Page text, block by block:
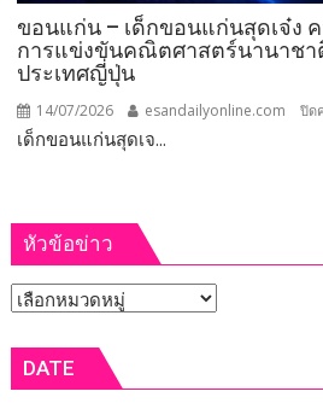
ขอนแก่น – เด็กขอนแก่นสุดเจ๋ง
การแข่งขันคณิตศาสตร์นานาชา
ประเทศญี่ปุ่น
14/07/2026 esandailyonline.com ปิด
เด็กขอนแก่นสุดเจ...
หัวข้อข่าว
หัวข้อ
DATE